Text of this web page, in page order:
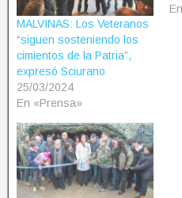
MALVINAS: Los Veteranos
“siguen sosteniendo los
cimientos de la Patria”,
expresó Sciurano
25/03/2024
En «Prensa»